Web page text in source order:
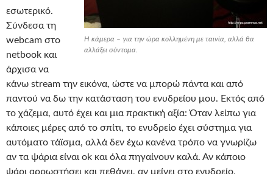
Η κάμερα – για την ώρα κολλημένη με ταινία, αλλά θα
αλλάξει σύντομα.
εσωτερικό.
Σύνδεσα τη
webcam στο
netbook και
άρχισα να
κάνω stream την εικόνα, ώστε να μπορώ πάντα και από
παντού να δω την κατάσταση του ενυδρείου μου. Εκτός από
το χάζεμα, αυτό έχει και μια πρακτική αξία: Όταν λείπω για
κάποιες μέρες από το σπίτι, το ενυδρείο έχει σύστημα για
αυτόματο τάϊσμα, αλλά δεν έχω κανένα τρόπο να γνωρίζω
αν τα ψάρια είναι ok και όλα πηγαίνουν καλά. Αν κάποιο
ψάρι αρρωστήσει και πεθάνει, αν μείνει στο ενυδρείο,